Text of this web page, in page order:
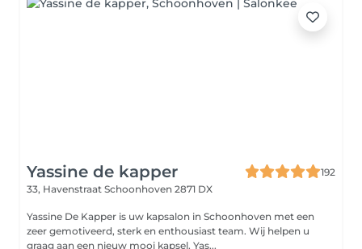
Yassine de kapper
192
33, Havenstraat Schoonhoven 2871 DX
Yassine De Kapper is uw kapsalon in Schoonhoven met een
zeer gemotiveerd, sterk en enthousiast team. Wij helpen u
graag aan een nieuw mooi kapsel. Yas...